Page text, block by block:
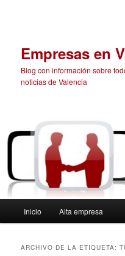
Empresas en
Blog con información sobre
noticias de Valencia
principal
Inicio Alta empresa
ARCHIVO DE LA ETIQUETA: